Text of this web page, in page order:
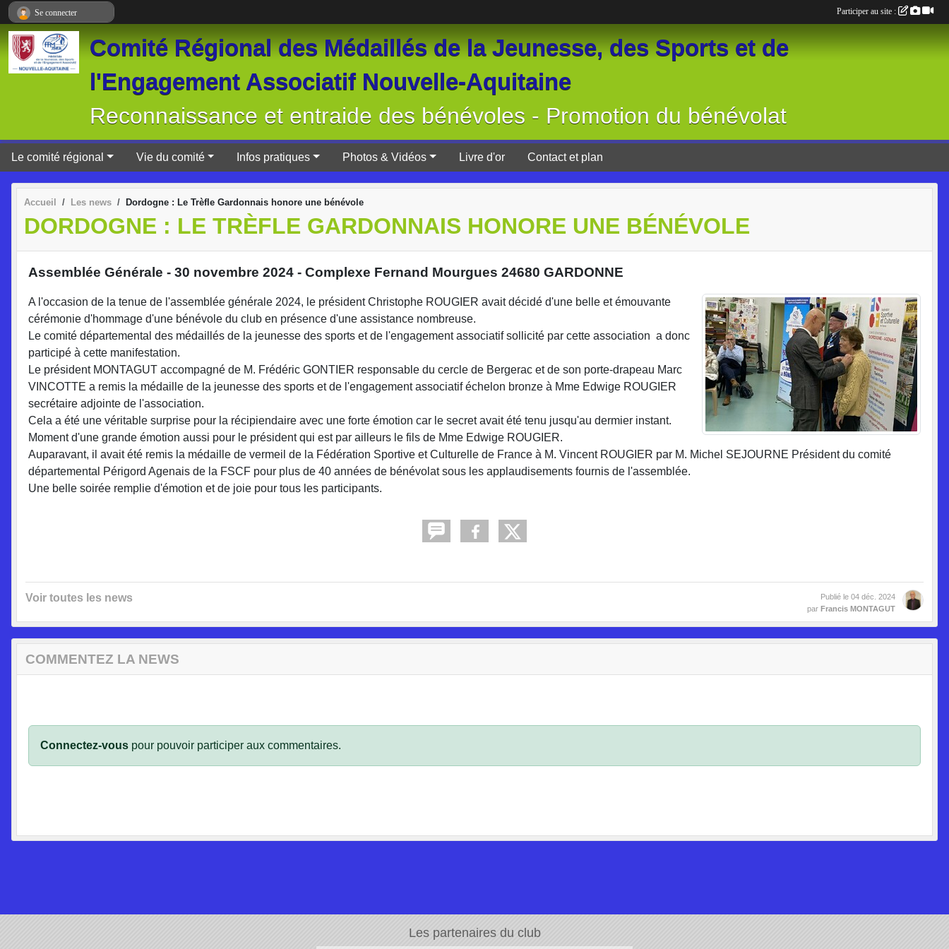
Comité Régional des Médaillés de la Jeunesse, des Sports et de
l'Engagement Associatif Nouvelle-Aquitaine
Reconnaissance et entraide des bénévoles - Promotion du bénévolat
Le comité régional Vie du comité Infos pratiques Photos & Vidéos Livre d'or Contact et plan
Accueil Les news Dordogne : Le Trèfle Gardonnais honore une bénévole
DORDOGNE : LE TRÈFLE GARDONNAIS HONORE UNE BÉNÉVOLE
Assemblée Générale - 30 novembre 2024 - Complexe Fernand Mourgues 24680 GARDONNE
A l'occasion de la tenue de l'assemblée générale 2024, le président Christophe ROUGIER avait décidé d'une belle et émouvante
cérémonie d'hommage d'une bénévole du club en présence d'une assistance nombreuse.
Le comité départemental des médaillés de la jeunesse des sports et de l'engagement associatif sollicité par cette association a donc
participé à cette manifestation.
Le président MONTAGUT accompagné de M. Frédéric GONTIER responsable du cercle de Bergerac et de son porte-drapeau Marc
VINCOTTE a remis la médaille de la jeunesse des sports et de l'engagement associatif échelon bronze à Mme Edwige ROUGIER
secrétaire adjointe de l'association.
Cela a été une véritable surprise pour la récipiendaire avec une forte émotion car le secret avait été tenu jusqu'au dermier instant.
Moment d'une grande émotion aussi pour le président qui est par ailleurs le fils de Mme Edwige ROUGIER.
Auparavant, il avait été remis la médaille de vermeil de la Fédération Sportive et Culturelle de France à M. Vincent ROUGIER par M. Michel SEJOURNE Président du comité
départemental Périgord Agenais de la FSCF pour plus de 40 années de bénévolat sous les applaudisements fournis de l'assemblée.
Une belle soirée remplie d'émotion et de joie pour tous les participants.
Voir toutes les news Publié le 04 déc. 2024
par Francis MONTAGUT
COMMENTEZ LA NEWS
Connectez-vous pour pouvoir participer aux commentaires.
Les partenaires du club
Se connecter Participer au site :
Panneau de gestion des cookies